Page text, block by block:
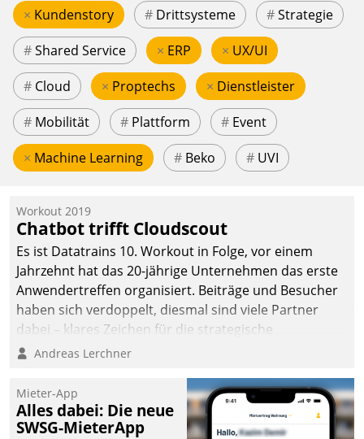
× Kundenstory # Drittsysteme #Strategie
#Shared Service × ERP × UX/UI
# Cloud × Proptechs × Dienstleister
# Mobilität # Plattform # Event
× Machine Learning # Beko # UVI
Workout 2019
Chatbot trifft Cloudscout
Es ist Datatrains 10. Workout in Folge, vor einem
Jahrzehnt hat das 20-jährige Unternehmen das erste
Anwendertreffen organisiert. Beiträge und Besucher
haben sich verdoppelt, diesmal sind viele Partner
dabei – klares Zeichen für die strategische
Fokussierung auf den Kunden.
Andreas Lerchner
Mieter-App
Alles dabei: Die neue
SWSG-MieterApp